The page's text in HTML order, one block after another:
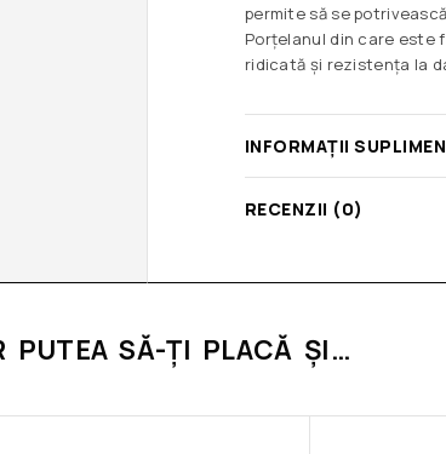
permite să se
Porțelanul din care este
ridicată și rezistența la
INFORMAȚII
RECENZII (0)
PUTEA SĂ-ȚI PLACĂ ȘI…